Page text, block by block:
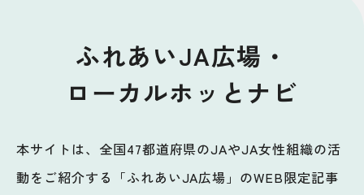
ふれあいJA広場・
ローカルホッとナビ
本サイトは、全国47都道府県のJAやJA女性組織の活
動をご紹介する「ふれあいJA広場」のWEB限定記事